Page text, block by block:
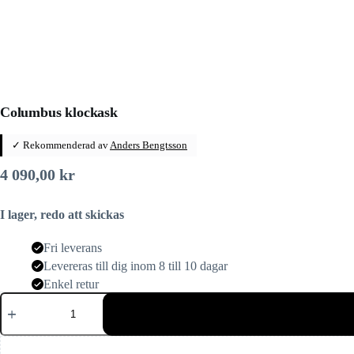
Columbus klockask
✓ Rekommenderad av Anders Bengtsson
4 090,00 kr
I lager, redo att skickas
Fri leverans
Levereras till dig inom 8 till 10 dagar
Enkel retur
Columbus
klockask